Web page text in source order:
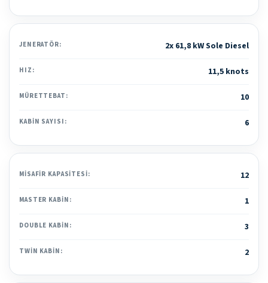
JENERATÖR: 2x 61,8 kW Sole Diesel
HIZ: 11,5 knots
MÜRETTEBAT: 10
KABIN SAYISI: 6
MISAFIR KAPASITESI: 12
MASTER KABIN: 1
DOUBLE KABIN: 3
TWIN KABIN: 2